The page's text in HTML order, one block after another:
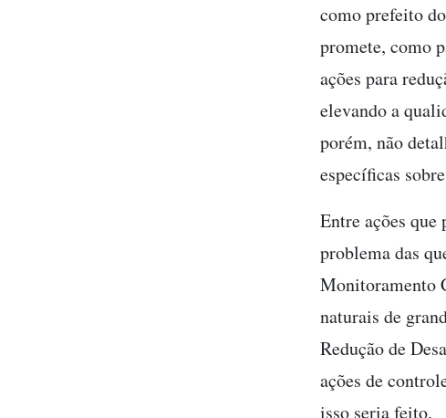
como prefeito
promete, como
ações para
elevando a
porém, não
específicas
Entre ações que
problema das
Monitoramento
naturais de
Redução de
ações de
isso seria feito.